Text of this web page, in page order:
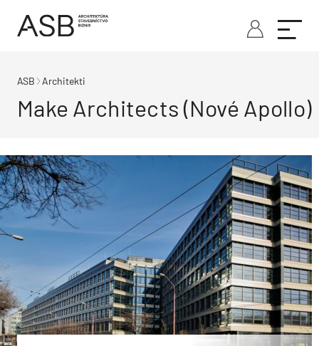
ASB Architekti
Make Architects (Nové Apollo)